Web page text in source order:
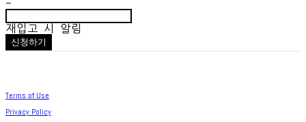
-
재입고 시 알림
신청하기
Terms of Use
Privacy Policy